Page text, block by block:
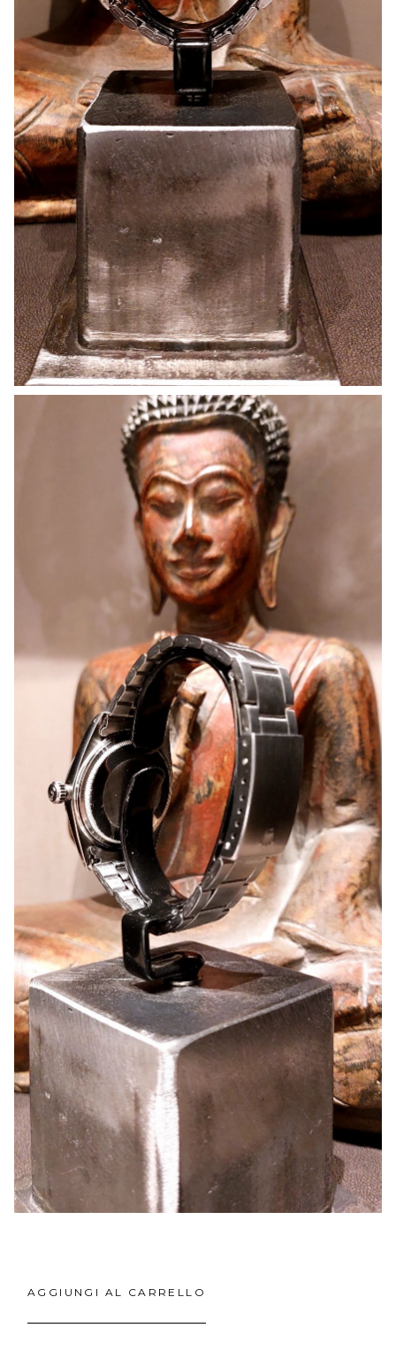
AGGIUNGI AL CARRELLO